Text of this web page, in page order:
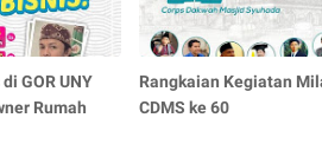
GOR UNY
Rumah
Rangkaian Kegiatan
CDMS ke 60